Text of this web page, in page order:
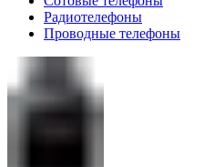
Радиотелефоны
Проводные телефоны